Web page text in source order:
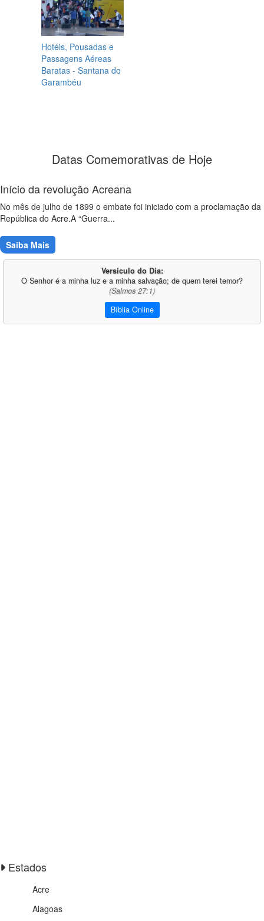
Hotéis, Pousadas e
Passagens Aéreas
Baratas - Santana do
Garambéu
Datas Comemorativas de Hoje
Início da revolução Acreana
No mês de julho de 1899 o embate foi iniciado com a proclamação da
República do Acre.A “Guerra...
Saiba Mais
Versículo do Dia:
O Senhor é a minha luz e a minha salvação; de quem terei temor?
(Salmos 27:1)
Bíblia Online
Estados
Acre
Alagoas